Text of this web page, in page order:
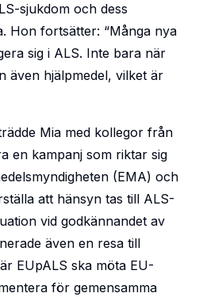
sjukdom och dess
Hon fortsätter: “Många nya
sig i ALS. Inte bara när
även hjälpmedel, vilket är
Mia med kollegor från
en kampanj som riktar sig
(EMA) och
att hänsyn tas till ALS-
vid godkännandet av
även en resa till
EUpALS ska möta EU-
för gemensamma